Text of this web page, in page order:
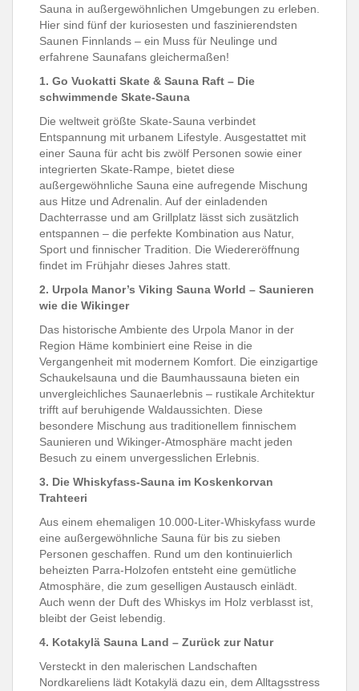
Sauna in außergewöhnlichen Umgebungen zu erleben.
Hier sind fünf der kuriosesten und faszinierendsten
Saunen Finnlands – ein Muss für Neulinge und
erfahrene Saunafans gleichermaßen!
1. Go Vuokatti Skate & Sauna Raft – Die
schwimmende Skate-Sauna
Die weltweit größte Skate-Sauna verbindet
Entspannung mit urbanem Lifestyle. Ausgestattet mit
einer Sauna für acht bis zwölf Personen sowie einer
integrierten Skate-Rampe, bietet diese
außergewöhnliche Sauna eine aufregende Mischung
aus Hitze und Adrenalin. Auf der einladenden
Dachterrasse und am Grillplatz lässt sich zusätzlich
entspannen – die perfekte Kombination aus Natur,
Sport und finnischer Tradition. Die Wiedereröffnung
findet im Frühjahr dieses Jahres statt.
2. Urpola Manor’s Viking Sauna World – Saunieren
wie die Wikinger
Das historische Ambiente des Urpola Manor in der
Region Häme kombiniert eine Reise in die
Vergangenheit mit modernem Komfort. Die einzigartige
Schaukelsauna und die Baumhaussauna bieten ein
unvergleichliches Saunaerlebnis – rustikale Architektur
trifft auf beruhigende Waldaussichten. Diese
besondere Mischung aus traditionellem finnischem
Saunieren und Wikinger-Atmosphäre macht jeden
Besuch zu einem unvergesslichen Erlebnis.
3. Die Whiskyfass-Sauna im Koskenkorvan
Trahteeri
Aus einem ehemaligen 10.000-Liter-Whiskyfass wurde
eine außergewöhnliche Sauna für bis zu sieben
Personen geschaffen. Rund um den kontinuierlich
beheizten Parra-Holzofen entsteht eine gemütliche
Atmosphäre, die zum geselligen Austausch einlädt.
Auch wenn der Duft des Whiskys im Holz verblasst ist,
bleibt der Geist lebendig.
4. Kotakylä Sauna Land – Zurück zur Natur
Versteckt in den malerischen Landschaften
Nordkareliens lädt Kotakylä dazu ein, dem Alltagsstress